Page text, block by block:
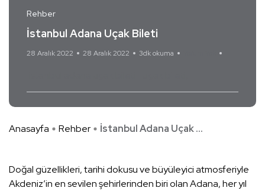
Rehber
İstanbul Adana Uçak Bileti
28 Aralık 2022 28 Aralık 2022 3dk okuma
Anasayfa Rehber İstanbul Adana Uçak ...
Doğal güzellikleri, tarihi dokusu ve büyüleyici atmosferiyle
Akdeniz’in en sevilen şehirlerinden biri olan Adana, her yıl